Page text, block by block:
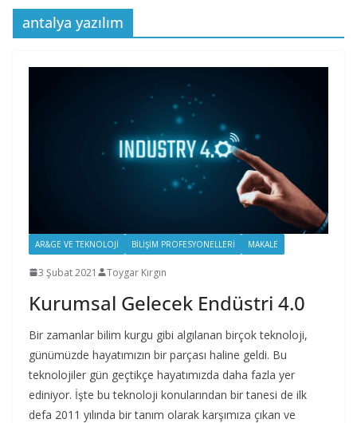
antalya yazılım
AR&GE VE TEKNOLOJI BILIŞIM PROFESYONELLERI MAKALE
3 Şubat 2021 Toygar Kırgın
Kurumsal Gelecek Endüstri 4.0
Bir zamanlar bilim kurgu gibi algılanan birçok teknoloji,
günümüzde hayatımızın bir parçası haline geldi. Bu
teknolojiler gün geçtikçe hayatımızda daha fazla yer
ediniyor. İşte bu teknoloji konularından bir tanesi de ilk
defa 2011 yılında bir tanım olarak karşımıza çıkan ve